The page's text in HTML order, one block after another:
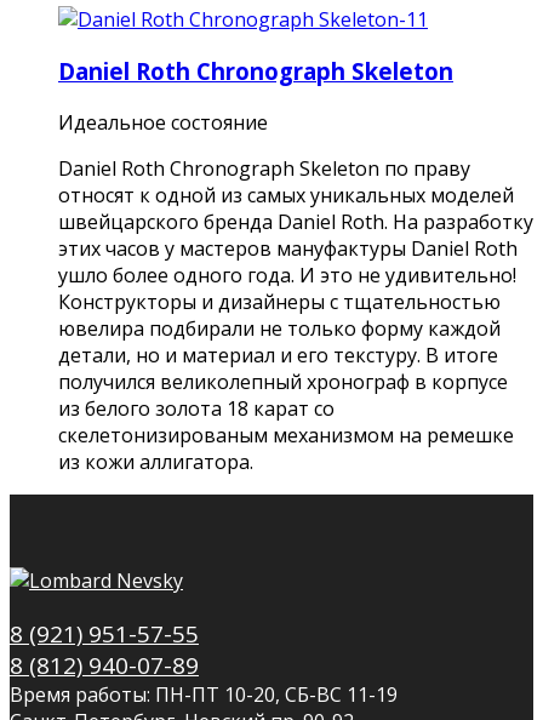
Daniel Roth Chronograph Skeleton
Идеальное состояние
Daniel Roth Chronograph Skeleton по праву
относят к одной из самых уникальных моделей
швейцарского бренда Daniel Roth. На разработку
этих часов у мастеров мануфактуры Daniel Roth
ушло более одного года. И это не удивительно!
Конструкторы и дизайнеры с тщательностью
ювелира подбирали не только форму каждой
детали, но и материал и его текстуру. В итоге
получился великолепный хронограф в корпусе
из белого золота 18 карат со
скелетонизированым механизмом на ремешке
из кожи аллигатора.
8 (921) 951-57-55
8 (812) 940-07-89
Время работы: ПН-ПТ 10-20, СБ-ВС 11-19